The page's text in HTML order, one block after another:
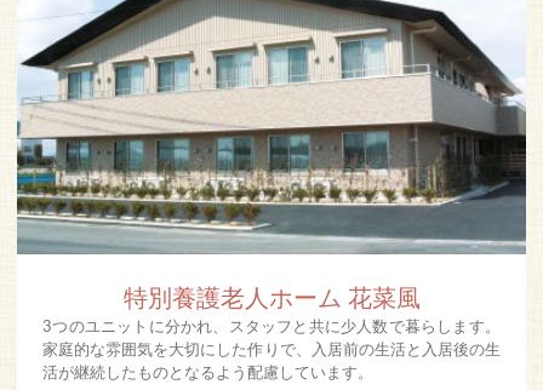
特別養護老人ホーム 花菜風
3つのユニットに分かれ、スタッフと共に少人数で暮らします。
家庭的な雰囲気を大切にした作りで、入居前の生活と入居後の生
活が継続したものとなるよう配慮しています。